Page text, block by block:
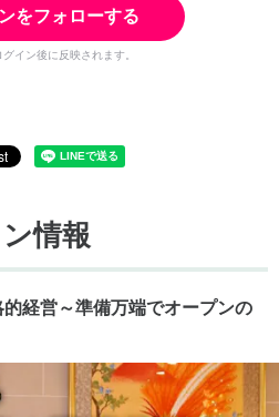
をフォローする
イン後に反映されます。
情報
経営～準備万端でオープンの